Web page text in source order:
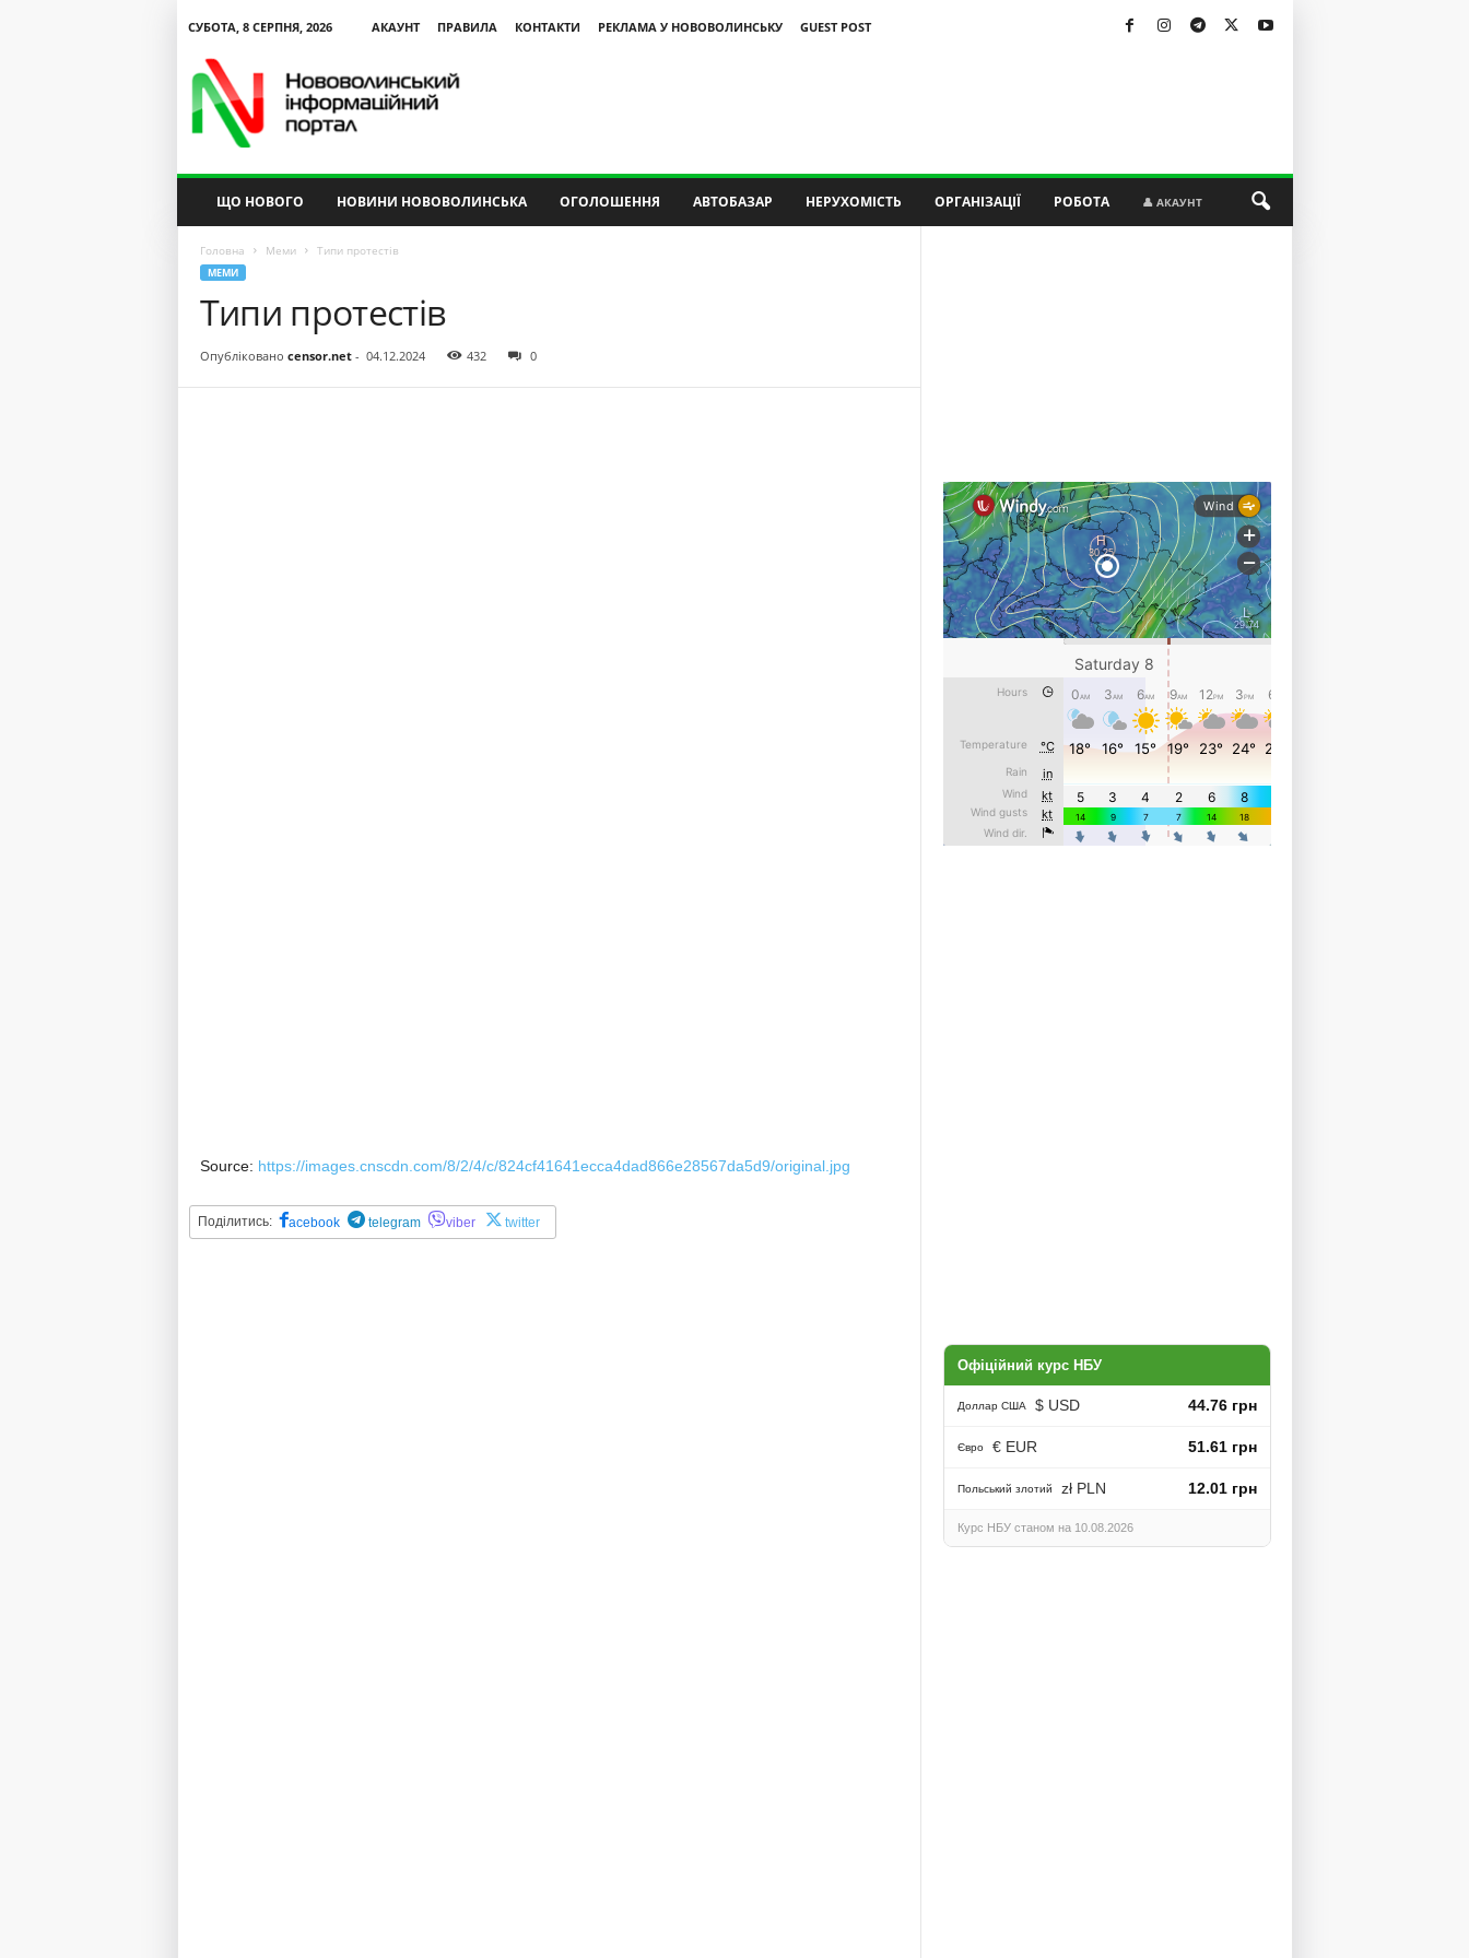
СУБОТА, 8 СЕРПНЯ, 2026 АКАУНТ ПРАВИЛА КОНТАКТИ РЕКЛАМА У НОВОВОЛИНСЬКУ
GUEST POST
ЩО НОВОГО НОВИНИ НОВОВОЛИНСЬКА ОГОЛОШЕННЯ АВТОБАЗАР НЕРУХОМІСТЬ ОРГАНІЗАЦІЇ РОБОТА 👤 АКАУНТ
Головна Меми Типи протестів
МЕМИ
Типи протестів
Опубліковано censor.net- 04.12.2024 432 0
Source: https://images.cnscdn.com/8/2/4/c/824cf41641ecca4dad866e28567da5d9/original.jpg
Поділитись: acebook telegram viber twitter
Офіційний курс НБУ
Доллар США $ USD 44.76 грн
Євро € EUR 51.61 грн
Польський злотий zł PLN 12.01 грн
Курс НБУ станом на 10.08.2026